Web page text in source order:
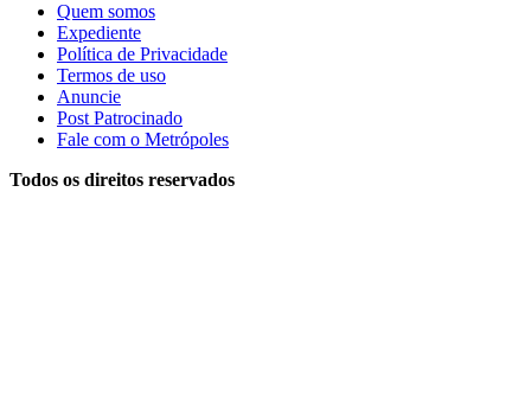
Quem somos
Expediente
Política de Privacidade
Termos de uso
Anuncie
Post Patrocinado
Fale com o Metrópoles
Todos os direitos reservados